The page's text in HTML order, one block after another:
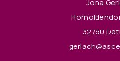
Jona
32760